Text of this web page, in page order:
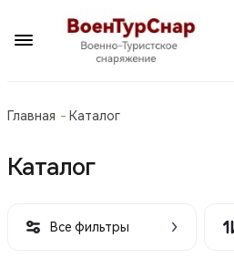
Главная Каталог
Каталог
Все фильтры